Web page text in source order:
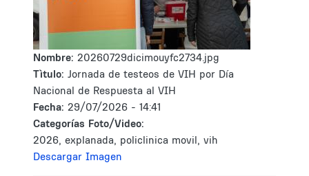
Nombre: 20260729dicimouyfc2734.jpg
Tìtulo: Jornada de testeos de VIH por Día
Nacional de Respuesta al VIH
Fecha: 29/07/2026 - 14:41
Categorías Foto/Video:
2026, explanada, policlinica movil, vih
Descargar Imagen